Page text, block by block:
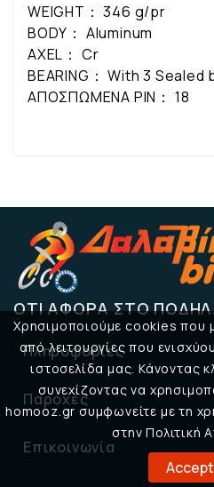
Χρησιμοποιούμε cookies που
από λειτουργίες που
ιστοσελίδα μας. Κάνοντας
συνεχίζοντας να
homooz.gr συμφωνείτε με τη
στην Πολιτική
WEIGHT： 346 g/pr
BODY： Aluminum
AXEL： Cr
BEARING： With 3 Sealed
ΑΠΟΣΠΩΜΕΝΑ PIN： 18
ΌΤΙ ΑΦΟΡΆ ΣΤΟ
Πληροφορίες
Παροχές
Επικοινωνία